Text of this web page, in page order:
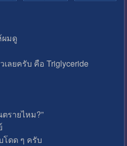
ผมดู
ลยครับ คือ Triglyceride
รายไหม?”
โดด ๆ ครับ